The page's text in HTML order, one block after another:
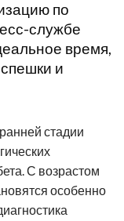
по
службе
время,
и
стадии
С возрастом
особенно